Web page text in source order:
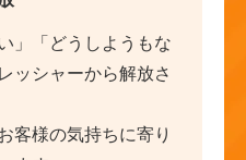
」「どうしようもな
ッシャーから解放さ
客様の気持ちに寄り